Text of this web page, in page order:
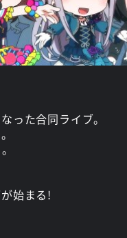
った合同ライブ。
始まる!